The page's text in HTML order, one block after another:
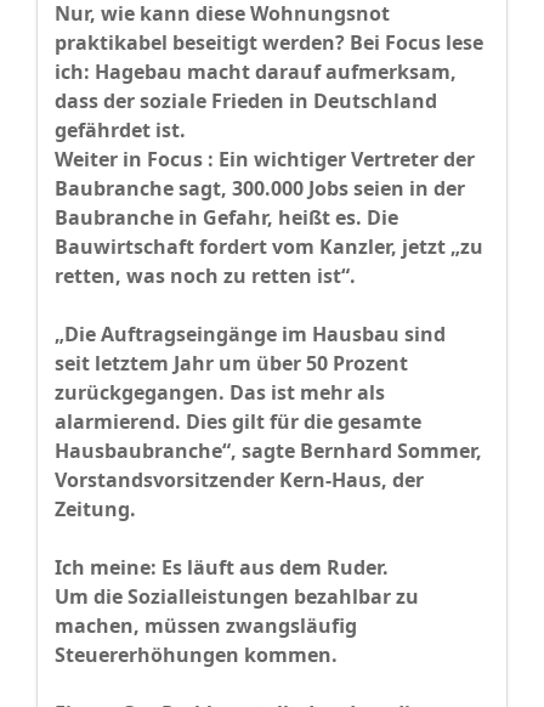
Nur, wie kann diese Wohnungsnot
praktikabel beseitigt werden? Bei Focus lese
ich: Hagebau macht darauf aufmerksam,
dass der soziale Frieden in Deutschland
gefährdet ist.
Weiter in Focus : Ein wichtiger Vertreter der
Baubranche sagt, 300.000 Jobs seien in der
Baubranche in Gefahr, heißt es. Die
Bauwirtschaft fordert vom Kanzler, jetzt „zu
retten, was noch zu retten ist“.
„Die Auftragseingänge im Hausbau sind
seit letztem Jahr um über 50 Prozent
zurückgegangen. Das ist mehr als
alarmierend. Dies gilt für die gesamte
Hausbaubranche“, sagte Bernhard Sommer,
Vorstandsvorsitzender Kern-Haus, der
Zeitung.
Ich meine: Es läuft aus dem Ruder.
Um die Sozialleistungen bezahlbar zu
machen, müssen zwangsläufig
Steuererhöhungen kommen.